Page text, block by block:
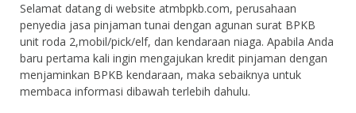
Selamat datang di website atmbpkb.com, perusahaan
penyedia jasa pinjaman tunai dengan agunan surat BPKB
unit roda 2,mobil/pick/elf, dan kendaraan niaga. Apabila Anda
baru pertama kali ingin mengajukan kredit pinjaman dengan
menjaminkan BPKB kendaraan, maka sebaiknya untuk
membaca informasi dibawah terlebih dahulu.